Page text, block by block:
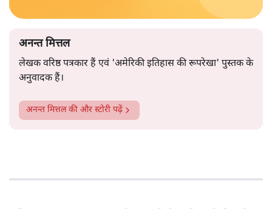
अनन्त मित्तल
लेखक वरिष्ठ पत्रकार हैं एवं 'अमेरिकी इतिहास की रूपरेखा' पुस्तक के
अनुवादक हैं।
अनन्त मित्तलकी और स्टोरी पढ़ें